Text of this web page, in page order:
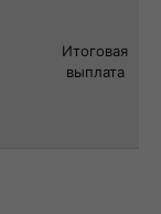
Итоговая
выплата